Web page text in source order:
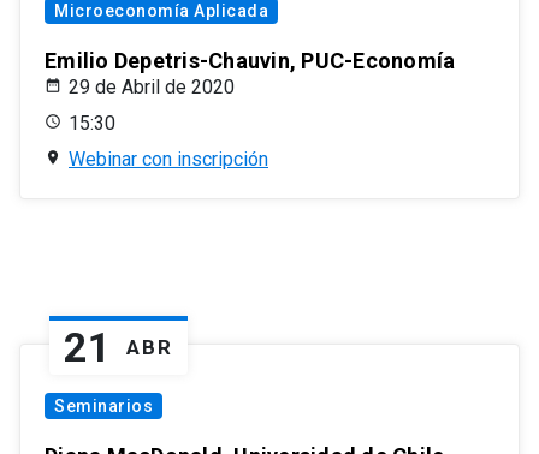
Microeconomía Aplicada
Emilio Depetris-Chauvin, PUC-Economía
29 de Abril de 2020
15:30
Webinar con inscripción
21 ABR
Seminarios